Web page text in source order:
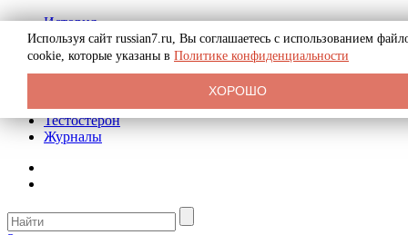
История
Биография
Криминал
Реклама на сайте
Тестостерон
Журналы
Используя сайт russian7.ru, Вы соглашаетесь с использованием
cookie, которые указаны в Политике конфиденциальности
ХОРОШО